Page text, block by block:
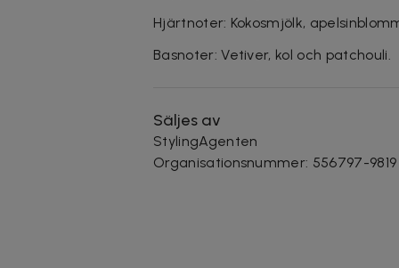
Hjärtnoter: Kokosmjölk,
Basnoter: Vetiver, kol och patchouli.
Säljes av
StylingAgenten
Organisationsnummer: 556797-9819